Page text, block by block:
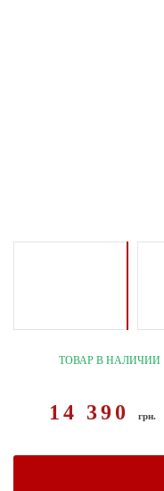
ТОВАР В НАЛИЧИИ
14 390грн.